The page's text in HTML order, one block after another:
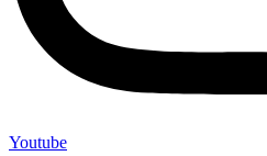
Youtube